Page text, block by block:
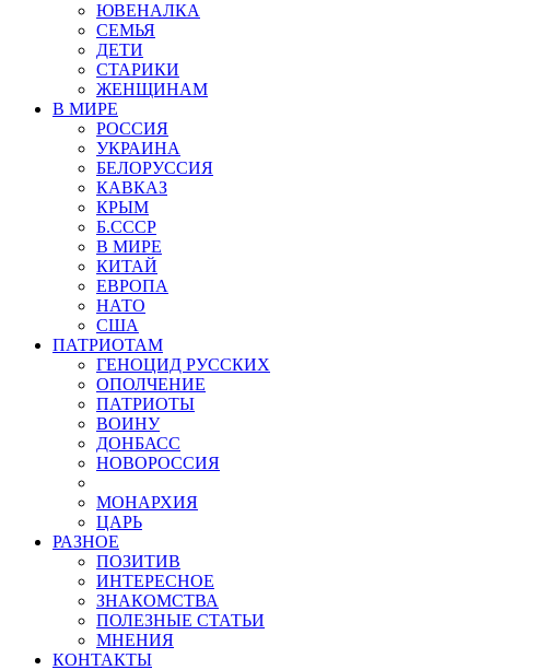
ЮВЕНАЛКА
СЕМЬЯ
ДЕТИ
СТАРИКИ
ЖЕНЩИНАМ
В МИРЕ
РОСCИЯ
УКРАИНА
БЕЛОРУССИЯ
КАВКАЗ
КРЫМ
Б.СССР
В МИРЕ
КИТАЙ
ЕВРОПА
НАТО
США
ПАТРИОТАМ
ГЕНОЦИД РУССКИХ
ОПОЛЧЕНИЕ
ПАТРИОТЫ
ВОИНУ
ДОНБАСС
НОВОРОССИЯ
МОНАРХИЯ
ЦАРЬ
РАЗНОЕ
ПОЗИТИВ
ИНТЕРЕСНОЕ
ЗНАКОМСТВА
ПОЛЕЗНЫЕ СТАТЬИ
МНЕНИЯ
КОНТАКТЫ